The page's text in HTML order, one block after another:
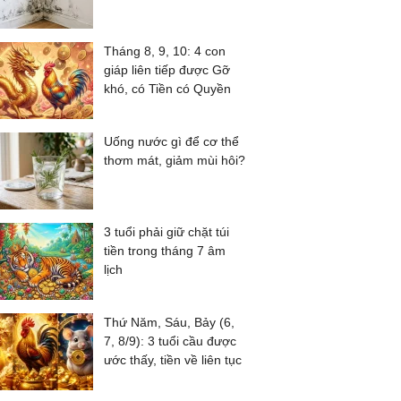
Tháng 8, 9, 10: 4 con
giáp liên tiếp được Gỡ
khó, có Tiền có Quyền
Uống nước gì để cơ thể
thơm mát, giảm mùi hôi?
3 tuổi phải giữ chặt túi
tiền trong tháng 7 âm
lịch
Thứ Năm, Sáu, Bảy (6,
7, 8/9): 3 tuổi cầu được
ước thấy, tiền về liên tục